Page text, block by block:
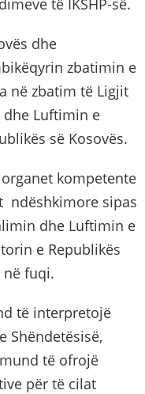
të IKSHP-së.
dhe
zbatimin e
në zbatim të Ligjit
dhe Luftimin e
së Kosovës.
kompetente
ndëshkimore sipas
dhe Luftimin e
e Republikës
në fuqi.
të interpretojë
të ofrojë
për të cilat